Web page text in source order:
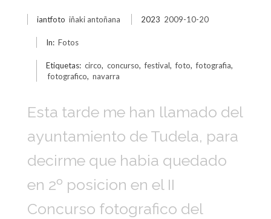
iantfoto iñaki antoñana 2023 2009-10-20
In: Fotos
Etiquetas: circo, concurso, festival, foto, fotografia,
fotografico, navarra
Esta tarde me han llamado del
ayuntamiento de Tudela, para
decirme que habia quedado
en 2º posicion en el II
Concurso fotografico del